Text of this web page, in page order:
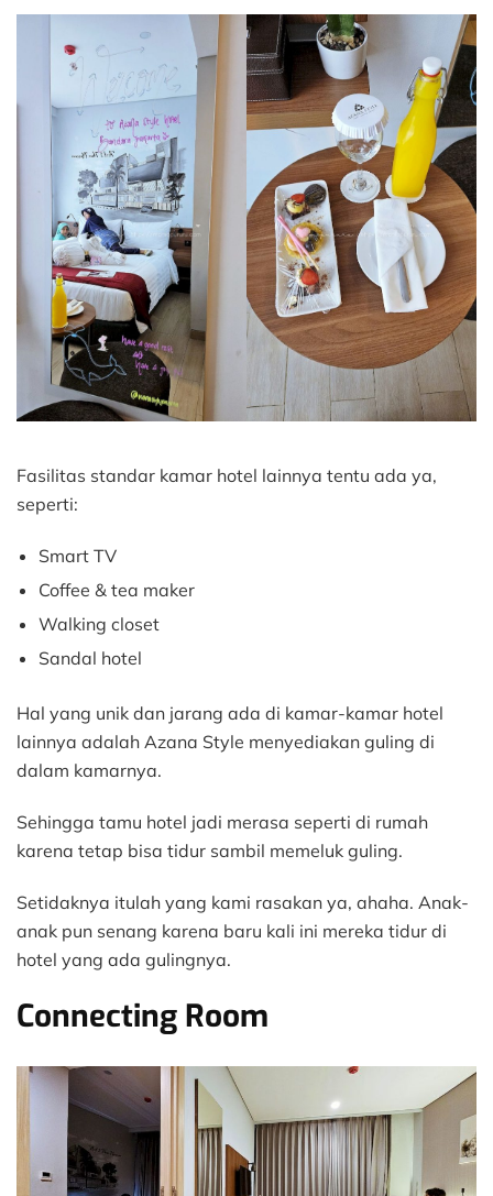
Fasilitas standar kamar hotel lainnya tentu ada ya,
seperti:
Smart TV
Coffee & tea maker
Walking closet
Sandal hotel
Hal yang unik dan jarang ada di kamar-kamar hotel
lainnya adalah Azana Style menyediakan guling di
dalam kamarnya.
Sehingga tamu hotel jadi merasa seperti di rumah
karena tetap bisa tidur sambil memeluk guling.
Setidaknya itulah yang kami rasakan ya, ahaha. Anak-
anak pun senang karena baru kali ini mereka tidur di
hotel yang ada gulingnya.
Connecting Room